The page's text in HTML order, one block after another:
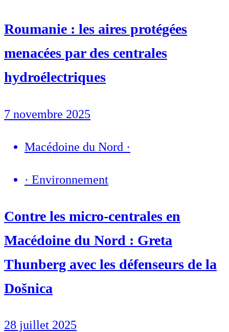
Roumanie : les aires protégées
menacées par des centrales
hydroélectriques
7 novembre 2025
Macédoine du Nord ·
· Environnement
Contre les micro-centrales en
Macédoine du Nord : Greta
Thunberg avec les défenseurs de la
Došnica
28 juillet 2025